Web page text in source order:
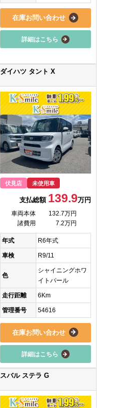
在庫お問い合わせ
詳細はこちら
ダイハツ タント X
伏見店 未使用車
支払総額 139.9万円
車両本体
132.7万円
諸費用
7.2万円
年式 R6年式
車検 R9/11
色
シャイニングホワ
イトパール
走行距離 6Km
管理番号 54616
在庫お問い合わせ
詳細はこちら
スバル ステラ G